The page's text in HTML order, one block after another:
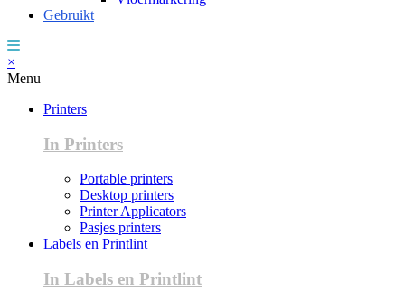
Gebruikt
×
Menu
Printers
In Printers
Portable printers
Desktop printers
Printer Applicators
Pasjes printers
Labels en Printlint
In Labels en Printlint